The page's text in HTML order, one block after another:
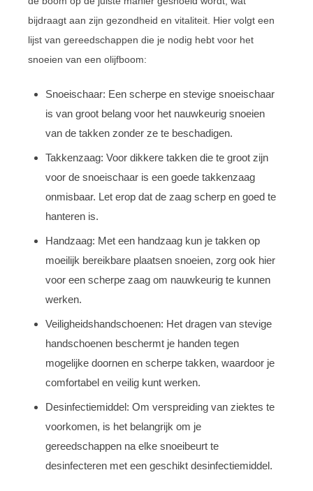
bijdraagt aan zijn gezondheid en vitaliteit. Hier volgt een
lijst van gereedschappen die je nodig hebt voor het
snoeien van een olijfboom:
Snoeischaar: Een scherpe en stevige snoeischaar
is van groot belang voor het nauwkeurig snoeien
van de takken zonder ze te beschadigen.
Takkenzaag: Voor dikkere takken die te groot zijn
voor de snoeischaar is een goede takkenzaag
onmisbaar. Let erop dat de zaag scherp en goed te
hanteren is.
Handzaag: Met een handzaag kun je takken op
moeilijk bereikbare plaatsen snoeien, zorg ook hier
voor een scherpe zaag om nauwkeurig te kunnen
werken.
Veiligheidshandschoenen: Het dragen van stevige
handschoenen beschermt je handen tegen
mogelijke doornen en scherpe takken, waardoor je
comfortabel en veilig kunt werken.
Desinfectiemiddel: Om verspreiding van ziektes te
voorkomen, is het belangrijk om je
gereedschappen na elke snoeibeurt te
desinfecteren met een geschikt desinfectiemiddel.